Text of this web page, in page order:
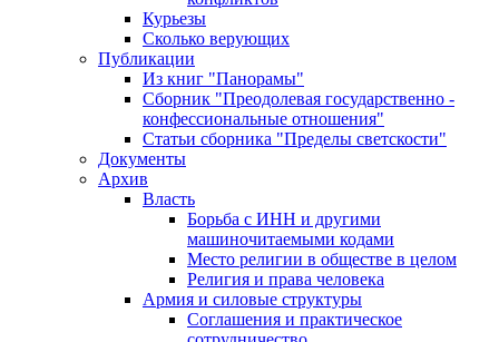
Курьезы
Сколько верующих
Публикации
Из книг "Панорамы"
Сборник "Преодолевая государственно -
конфессиональные отношения"
Статьи сборника "Пределы светскости"
Документы
Архив
Власть
Борьба с ИНН и другими
машиночитаемыми кодами
Место религии в обществе в целом
Религия и права человека
Армия и силовые структуры
Соглашения и практическое